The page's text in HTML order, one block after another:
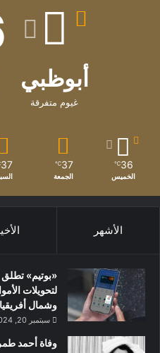
أبوظبي
غيوم متفرقة
36
℃
الخميس
37
℃
الجمعة
37
الأشهر
«بوتيم»
لتحويلات
وشمال أفريقيا
سبتمبر 20, 2024
وفاة أحمد